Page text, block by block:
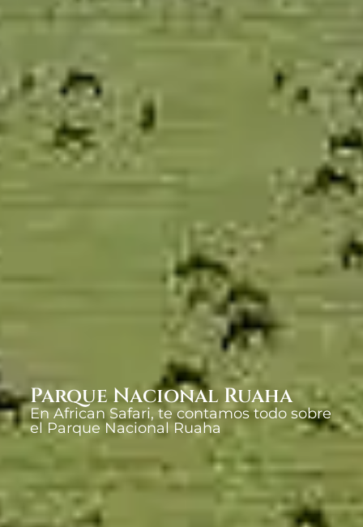
Parque Nacional Ruaha
En African Safari, te contamos todo sobre
el Parque Nacional Ruaha